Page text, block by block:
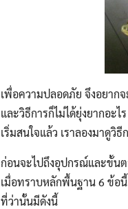
เพื่อความปลอดภัย จึงอยาก
และวิธีการก็ไม่ได้ยุ่งยากอะ
เริ่มสนใจแล้ว เราลองมาดูวิ
ก่อนจะไปถึงอุปกรณ์และขั้นต
เมื่อทราบหลักพื้นฐาน 6 ข้อนี้
ที่ว่านั้นมีดังนี้